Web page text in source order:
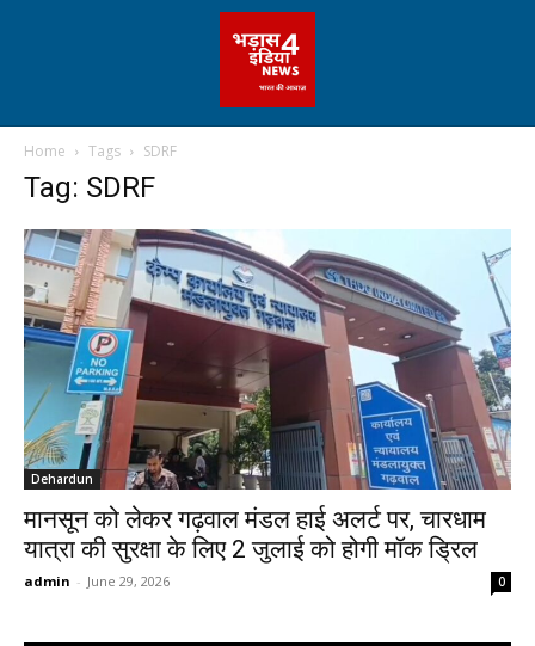
Home Tags SDRF
Tag: SDRF
Dehardun
मानसून को लेकर गढ़वाल मंडल हाई अलर्ट पर, चारधाम
यात्रा की सुरक्षा के लिए 2 जुलाई को होगी मॉक ड्रिल
admin - June 29, 2026 0